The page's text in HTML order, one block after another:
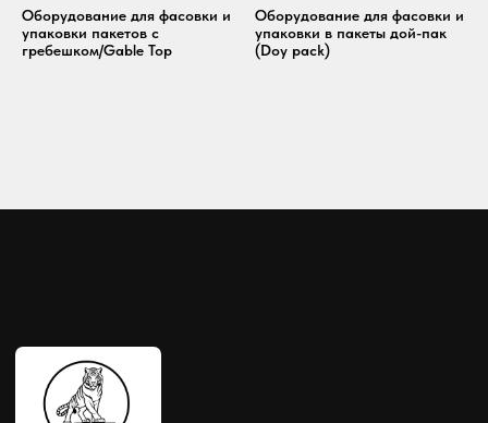
Оборудование для фасовки и
упаковки пакетов с
гребешком/Gable Top
Оборудование для фасовки и
упаковки в пакеты дой-пак
(Doy pack)